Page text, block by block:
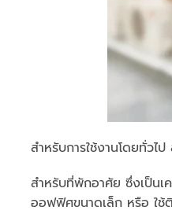
สำหรับการใช้งานโดยทั่วไ
สำหรับที่พักอาศัย ซึ่งเป็นเ
ออฟฟิศขนาดเล็ก หรือ ใช้